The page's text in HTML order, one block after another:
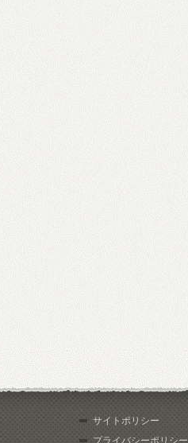
サイトポリシー
プライバシーポリシー